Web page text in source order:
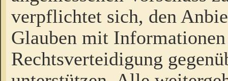
verpflichtet sich, den
Glauben mit
Rechtsverteidigung